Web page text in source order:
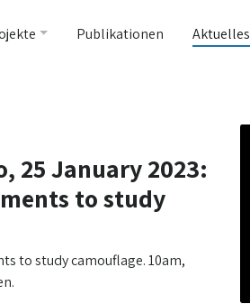
Publikationen Aktuelles
25 January 2023:
to study
to study camouflage. 10am,